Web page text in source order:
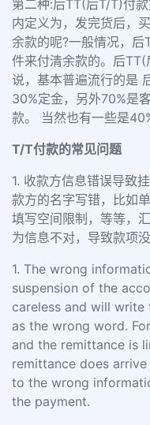
第二种:后TT(后T/T)付
内定义为，发完货后，
余款的呢?一般情况，
件来付清余款的。后
说，基本普遍流行的是
30%定金，另外70%是
款。 当然也有一些是
T/T付款的常见问题
1. 收款方信息错误导致
款方的名字写错，比如
填写空间限制，等等，
为信息不对，导致款项
1. The wrong
suspension of the
careless and will write
as the wrong word.
and the remittance is
remittance does
to the wrong
the payment.